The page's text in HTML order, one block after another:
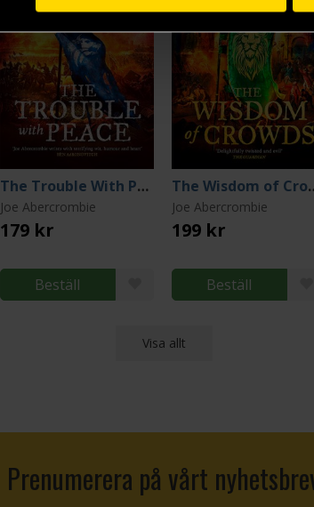
The Trouble With Peace
Joe Abercrombie
179 kr
Beställ
The
Joe Abercrombie
199 kr
Beställ
Visa allt
Prenumerera på vårt